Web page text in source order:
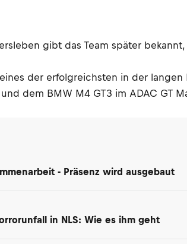
gibt das Team später
der erfolgreichsten in der
dem BMW M4 GT3 im ADAC GT
- Präsenz wird ausgebaut
in NLS: Wie es ihm geht